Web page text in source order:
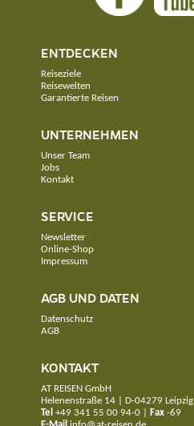
ENTDECKEN
Reiseziele
Reisewelten
Garantierte Reisen
UNTERNEHMEN
Unser Team
Jobs
Kontakt
SERVICE
Newsletter
Online-Shop
Impressum
AGB UND DATEN
Datenschutz
AGB
KONTAKT
AT REISEN GmbH
Helenenstraße 14 | D-04279 Leipzig
Tel +49 341 55 00 94-0 Fax -69